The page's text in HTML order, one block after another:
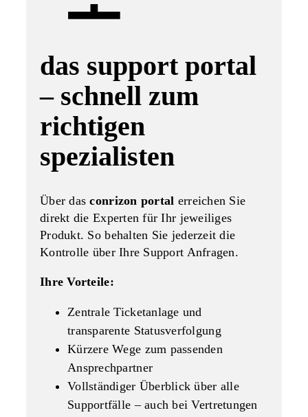
das support portal
– schnell zum
richtigen
spezialisten
Über dasconrizon portal erreichen Sie
direkt die Experten für Ihr jeweiliges
Produkt. So behalten Sie jederzeit die
Kontrolle über Ihre Support Anfragen.
Ihre Vorteile:
Zentrale Ticketanlage und
transparente Statusverfolgung
Kürzere Wege zum passenden
Ansprechpartner
Vollständiger Überblick über alle
Supportfälle – auch bei Vertretungen